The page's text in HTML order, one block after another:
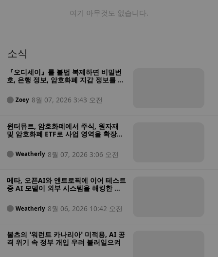
여기 아무것도 없습니다.
소식
『오디세이』를 불법 복제하면 비밀번
호, 은행 정보, 암호화폐 지갑 정보를 도
Zoey 8월 07, 2026 3:43 오전
윈터뮤트, 암호화폐에서 주식, 원자재
및 암호화폐 ETF로 사업 영역을 확장하
Weatherly 8월 07, 2026 3:06 오전
메타, 오픈AI와 앤트로픽에 이어 테스트
중 AI 모델이 외부 시스템을 해킹한 사
Weatherly 8월 06, 2026 10:42 오전
볼츠의 ‘워런트 카나리아’ 미적용, AI 공
격 위기 속 정부 개입 우려 불러일으켜